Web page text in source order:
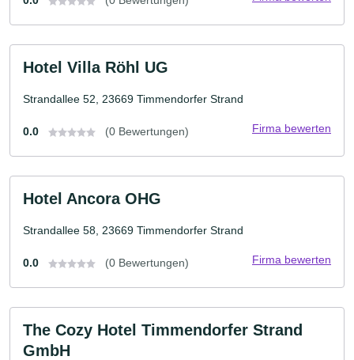
Hotel Villa Röhl UG
Strandallee 52, 23669 Timmendorfer Strand
0.0 (0 Bewertungen) Firma bewerten
Hotel Ancora OHG
Strandallee 58, 23669 Timmendorfer Strand
0.0 (0 Bewertungen) Firma bewerten
The Cozy Hotel Timmendorfer Strand
GmbH